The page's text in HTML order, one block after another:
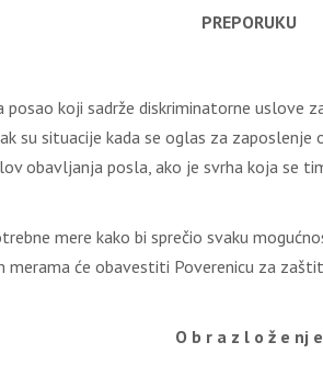
PREPORUKU
posao koji sadrže diskriminatorne
su situacije kada se oglas za
obavljanja posla, ako je svrha koja se
mere kako bi sprečio svaku
će obavestiti Poverenicu za
O b r a z l o ž e nj e